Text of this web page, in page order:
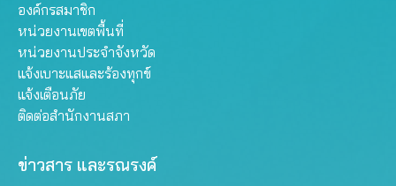
องค์กรสมาชิก
หน่วยงานเขตพื้นที่
หน่วยงานประจำจังหวัด
แจ้งเบาะแสและร้องทุกข์
แจ้งเตือนภัย
ติดต่อสำนักงานสภา
ข่าวสาร และรณรงค์